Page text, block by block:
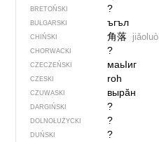
BRETOŃSKI ?
BUŁGARSKI ъгъл
CHIŃSKI 角落 jiǎoluò
CHORWACKI ?
CZECZEŃSKI маьIиг
CZESKI roh
CZUWASKI вырӑн
DARGIŃSKI ?
DOLNOŁUŻYCKI ?
DUŃSKI ?